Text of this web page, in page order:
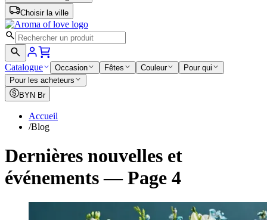
Choisir la ville
Catalogue Occasion Fêtes Couleur
Pour qui
Pour les acheteurs
BYN Br
Accueil
/Blog
Dernières nouvelles et
événements — Page 4